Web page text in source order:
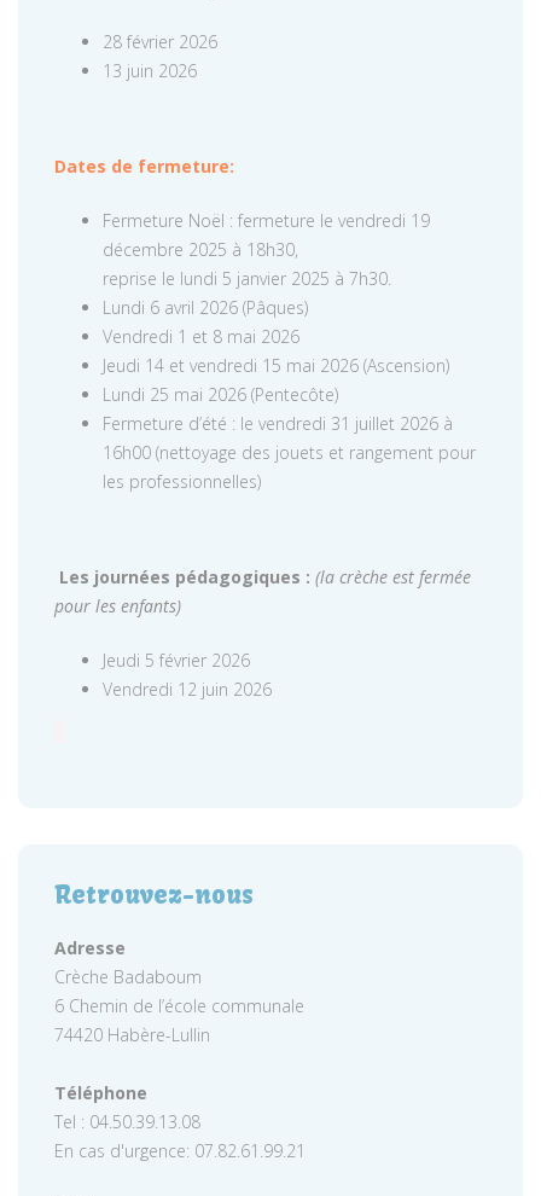
28 février 2026
13 juin 2026
Dates de fermeture:
Fermeture Noël : fermeture le vendredi 19
décembre 2025 à 18h30,
reprise le lundi 5 janvier 2025 à 7h30.
Lundi 6 avril 2026 (Pâques)
Vendredi 1 et 8 mai 2026
Jeudi 14 et vendredi 15 mai 2026 (Ascension)
Lundi 25 mai 2026 (Pentecôte)
Fermeture d’été : le vendredi 31 juillet 2026 à
16h00 (nettoyage des jouets et rangement pour
les professionnelles)
Les journées pédagogiques : (la crèche est fermée
pour les enfants)
Jeudi 5 février 2026
Vendredi 12 juin 2026
Retrouvez-nous
Adresse
Crèche Badaboum
6 Chemin de l’école communale
74420 Habère-Lullin
Téléphone
Tel : 04.50.39.13.08
En cas d'urgence: 07.82.61.99.21